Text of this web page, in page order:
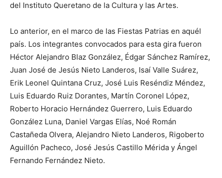
del Instituto Queretano de la Cultura y las Artes.
Lo anterior, en el marco de las Fiestas Patrias en aquél
país. Los integrantes convocados para esta gira fueron
Héctor Alejandro Blaz González, Édgar Sánchez Ramírez,
Juan José de Jesús Nieto Landeros, Isaí Valle Suárez,
Erik Leonel Quintana Cruz, José Luis Reséndiz Méndez,
Luis Eduardo Ruiz Dorantes, Martín Coronel López,
Roberto Horacio Hernández Guerrero, Luis Eduardo
González Luna, Daniel Vargas Elías, Noé Román
Castañeda Olvera, Alejandro Nieto Landeros, Rigoberto
Aguillón Pacheco, José Jesús Castillo Mérida y Ángel
Fernando Fernández Nieto.